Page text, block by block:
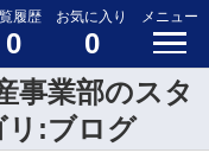
履歴
0
お気に入り
0
メニュー
事業部のスタ
リ:ブログ